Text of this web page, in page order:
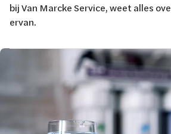
bij Van Marcke Service, weet alles
ervan.
Afbeelding